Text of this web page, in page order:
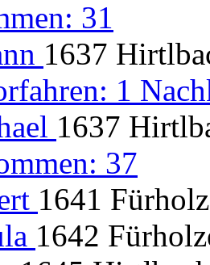
31
1637
1
1637
37
1641
1642